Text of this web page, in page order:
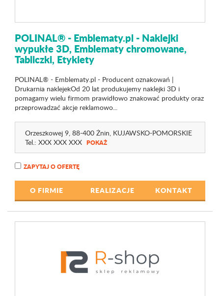
POLINAL® - Emblematy.pl - Naklejki
wypukłe 3D, Emblematy chromowane,
Tabliczki, Etykiety
POLINAL® - Emblematy.pl - Producent oznakowań |
Drukarnia naklejekOd 20 lat produkujemy naklejki 3D i
pomagamy wielu firmom prawidłowo znakować produkty oraz
przeprowadzać akcje reklamowo...
Orzeszkowej 9, 88-400 Żnin, KUJAWSKO-POMORSKIE
Tel.: XXX XXX XXX POKAŻ
ZAPYTAJ O OFERTĘ
O FIRMIE REALIZACJE KONTAKT